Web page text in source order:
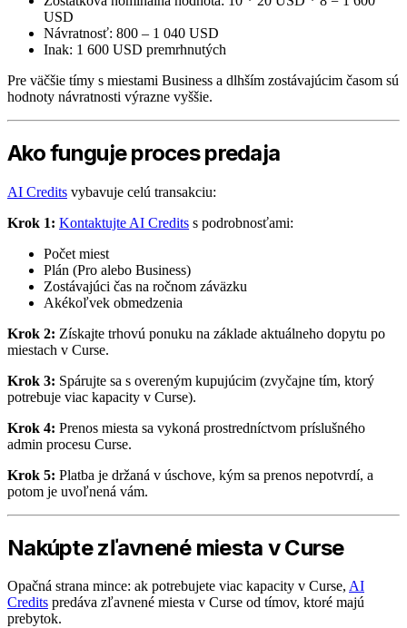
USD
Návratnosť: 800 – 1 040 USD
Inak: 1 600 USD premrhnutých
Pre väčšie tímy s miestami Business a dlhším zostávajúcim časom sú
hodnoty návratnosti výrazne vyššie.
Ako funguje proces predaja
AI Credits vybavuje celú transakciu:
Krok 1: Kontaktujte AI Credits s podrobnosťami:
Počet miest
Plán (Pro alebo Business)
Zostávajúci čas na ročnom záväzku
Akékoľvek obmedzenia
Krok 2: Získajte trhovú ponuku na základe aktuálneho dopytu po
miestach v Curse.
Krok 3: Spárujte sa s overeným kupujúcim (zvyčajne tím, ktorý
potrebuje viac kapacity v Curse).
Krok 4: Prenos miesta sa vykoná prostredníctvom príslušného
admin procesu Curse.
Krok 5: Platba je držaná v úschove, kým sa prenos nepotvrdí, a
potom je uvoľnená vám.
Nakúpte zľavnené miesta v Curse
Opačná strana mince: ak potrebujete viac kapacity v Curse, AI
Credits predáva zľavnené miesta v Curse od tímov, ktoré majú
prebytok.